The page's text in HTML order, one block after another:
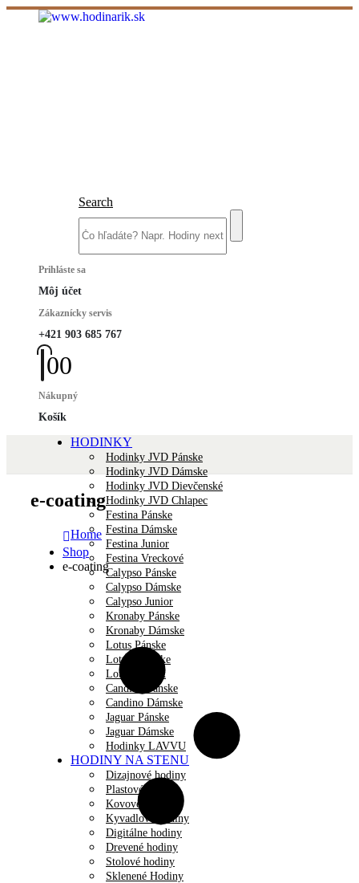
Search
Prihláste sa
Môj účet
Zákaznícky servis
+421 903 685 767
00
Nákupný
Košík
HODINKY
Hodinky JVD Pánske
Hodinky JVD Dámske
Hodinky JVD Dievčenské
Hodinky JVD Chlapec
Festina Pánske
Festina Dámske
Festina Junior
Festina Vreckové
Calypso Pánske
Calypso Dámske
Calypso Junior
Kronaby Pánske
Kronaby Dámske
Lotus Pánske
Lotus Dámske
Lotus Unisex
Candino Pánske
Candino Dámske
Jaguar Pánske
Jaguar Dámske
Hodinky LAVVU
HODINY NA STENU
Dizajnové hodiny
Plastové hodiny
Kovové hodiny
Kyvadlové hodiny
Digitálne hodiny
Drevené hodiny
Stolové hodiny
Sklenené Hodiny
e-coating
Home
Shop
e-coating